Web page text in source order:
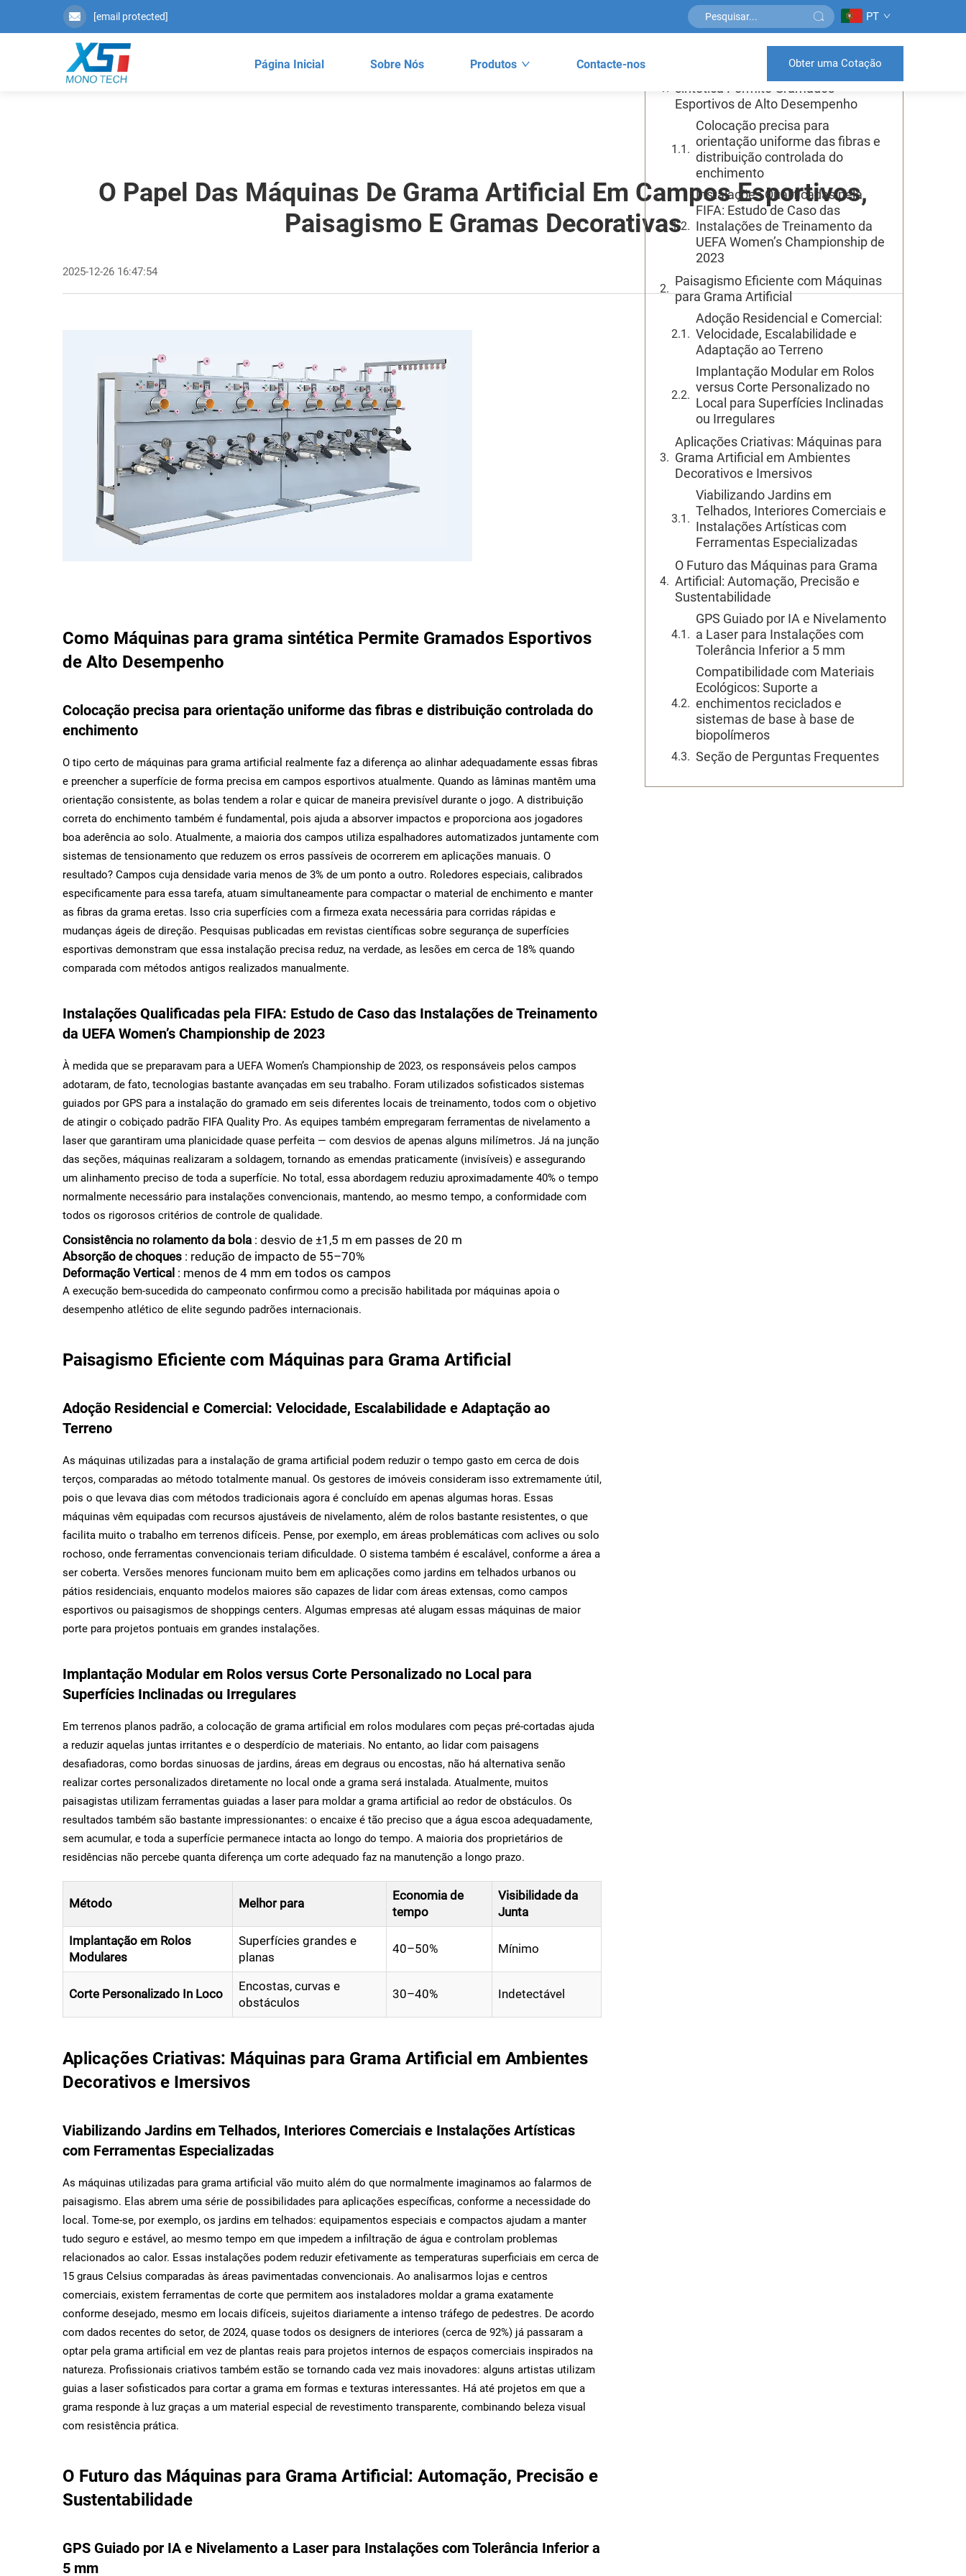
[email protected] PT
Página Inicial Sobre Nós Produtos Contacte-nos Obter uma Cotação
O Papel Das Máquinas De Grama Artificial Em Campos Esportivos,
Paisagismo E Gramas Decorativas
2025-12-26 16:47:54
Como Máquinas para grama sintética Permite Gramados Esportivos
de Alto Desempenho
Colocação precisa para orientação uniforme das fibras e distribuição controlada do
enchimento
O tipo certo de máquinas para grama artificial realmente faz a diferença ao alinhar adequadamente essas fibras
e preencher a superfície de forma precisa em campos esportivos atualmente. Quando as lâminas mantêm uma
orientação consistente, as bolas tendem a rolar e quicar de maneira previsível durante o jogo. A distribuição
correta do enchimento também é fundamental, pois ajuda a absorver impactos e proporciona aos jogadores
boa aderência ao solo. Atualmente, a maioria dos campos utiliza espalhadores automatizados juntamente com
sistemas de tensionamento que reduzem os erros passíveis de ocorrerem em aplicações manuais. O
resultado? Campos cuja densidade varia menos de 3% de um ponto a outro. Roledores especiais, calibrados
especificamente para essa tarefa, atuam simultaneamente para compactar o material de enchimento e manter
as fibras da grama eretas. Isso cria superfícies com a firmeza exata necessária para corridas rápidas e
mudanças ágeis de direção. Pesquisas publicadas em revistas científicas sobre segurança de superfícies
esportivas demonstram que essa instalação precisa reduz, na verdade, as lesões em cerca de 18% quando
comparada com métodos antigos realizados manualmente.
Instalações Qualificadas pela FIFA: Estudo de Caso das Instalações de Treinamento
da UEFA Women’s Championship de 2023
À medida que se preparavam para a UEFA Women’s Championship de 2023, os responsáveis pelos campos
adotaram, de fato, tecnologias bastante avançadas em seu trabalho. Foram utilizados sofisticados sistemas
guiados por GPS para a instalação do gramado em seis diferentes locais de treinamento, todos com o objetivo
de atingir o cobiçado padrão FIFA Quality Pro. As equipes também empregaram ferramentas de nivelamento a
laser que garantiram uma planicidade quase perfeita — com desvios de apenas alguns milímetros. Já na junção
das seções, máquinas realizaram a soldagem, tornando as emendas praticamente (invisíveis) e assegurando
um alinhamento preciso de toda a superfície. No total, essa abordagem reduziu aproximadamente 40% o tempo
normalmente necessário para instalações convencionais, mantendo, ao mesmo tempo, a conformidade com
todos os rigorosos critérios de controle de qualidade.
Consistência no rolamento da bola : desvio de ±1,5 m em passes de 20 m
Absorção de choques : redução de impacto de 55–70%
Deformação Vertical : menos de 4 mm em todos os campos
A execução bem-sucedida do campeonato confirmou como a precisão habilitada por máquinas apoia o
desempenho atlético de elite segundo padrões internacionais.
Paisagismo Eficiente com Máquinas para Grama Artificial
Adoção Residencial e Comercial: Velocidade, Escalabilidade e Adaptação ao
Terreno
As máquinas utilizadas para a instalação de grama artificial podem reduzir o tempo gasto em cerca de dois
terços, comparadas ao método totalmente manual. Os gestores de imóveis consideram isso extremamente útil,
pois o que levava dias com métodos tradicionais agora é concluído em apenas algumas horas. Essas
máquinas vêm equipadas com recursos ajustáveis de nivelamento, além de rolos bastante resistentes, o que
facilita muito o trabalho em terrenos difíceis. Pense, por exemplo, em áreas problemáticas com aclives ou solo
rochoso, onde ferramentas convencionais teriam dificuldade. O sistema também é escalável, conforme a área a
ser coberta. Versões menores funcionam muito bem em aplicações como jardins em telhados urbanos ou
pátios residenciais, enquanto modelos maiores são capazes de lidar com áreas extensas, como campos
esportivos ou paisagismos de shoppings centers. Algumas empresas até alugam essas máquinas de maior
porte para projetos pontuais em grandes instalações.
Implantação Modular em Rolos versus Corte Personalizado no Local para
Superfícies Inclinadas ou Irregulares
Em terrenos planos padrão, a colocação de grama artificial em rolos modulares com peças pré-cortadas ajuda
a reduzir aquelas juntas irritantes e o desperdício de materiais. No entanto, ao lidar com paisagens
desafiadoras, como bordas sinuosas de jardins, áreas em degraus ou encostas, não há alternativa senão
realizar cortes personalizados diretamente no local onde a grama será instalada. Atualmente, muitos
paisagistas utilizam ferramentas guiadas a laser para moldar a grama artificial ao redor de obstáculos. Os
resultados também são bastante impressionantes: o encaixe é tão preciso que a água escoa adequadamente,
sem acumular, e toda a superfície permanece intacta ao longo do tempo. A maioria dos proprietários de
residências não percebe quanta diferença um corte adequado faz na manutenção a longo prazo.
Método Melhor para
Economia de
tempo
Visibilidade da
Junta
Implantação em Rolos
Modulares
Superfícies grandes e
planas
40–50% Mínimo
Corte Personalizado In Loco
Encostas, curvas e
obstáculos
30–40% Indetectável
Aplicações Criativas: Máquinas para Grama Artificial em Ambientes
Decorativos e Imersivos
Viabilizando Jardins em Telhados, Interiores Comerciais e Instalações Artísticas
com Ferramentas Especializadas
As máquinas utilizadas para grama artificial vão muito além do que normalmente imaginamos ao falarmos de
paisagismo. Elas abrem uma série de possibilidades para aplicações específicas, conforme a necessidade do
local. Tome-se, por exemplo, os jardins em telhados: equipamentos especiais e compactos ajudam a manter
tudo seguro e estável, ao mesmo tempo em que impedem a infiltração de água e controlam problemas
relacionados ao calor. Essas instalações podem reduzir efetivamente as temperaturas superficiais em cerca de
15 graus Celsius comparadas às áreas pavimentadas convencionais. Ao analisarmos lojas e centros
comerciais, existem ferramentas de corte que permitem aos instaladores moldar a grama exatamente
conforme desejado, mesmo em locais difíceis, sujeitos diariamente a intenso tráfego de pedestres. De acordo
com dados recentes do setor, de 2024, quase todos os designers de interiores (cerca de 92%) já passaram a
optar pela grama artificial em vez de plantas reais para projetos internos de espaços comerciais inspirados na
natureza. Profissionais criativos também estão se tornando cada vez mais inovadores: alguns artistas utilizam
guias a laser sofisticados para cortar a grama em formas e texturas interessantes. Há até projetos em que a
grama responde à luz graças a um material especial de revestimento transparente, combinando beleza visual
com resistência prática.
O Futuro das Máquinas para Grama Artificial: Automação, Precisão e
Sustentabilidade
GPS Guiado por IA e Nivelamento a Laser para Instalações com Tolerância Inferior a
5 mm
Sumário
sintética Permite Gramados
Esportivos de Alto Desempenho
Colocação precisa para
orientação uniforme das fibras e
distribuição controlada do
enchimento
Instalações Qualificadas pela
FIFA: Estudo de Caso das
Instalações de Treinamento da
UEFA Women’s Championship de
2023
Paisagismo Eficiente com Máquinas
para Grama Artificial
Adoção Residencial e Comercial:
Velocidade, Escalabilidade e
Adaptação ao Terreno
Implantação Modular em Rolos
versus Corte Personalizado no
Local para Superfícies Inclinadas
ou Irregulares
Aplicações Criativas: Máquinas para
Grama Artificial em Ambientes
Decorativos e Imersivos
Viabilizando Jardins em
Telhados, Interiores Comerciais e
Instalações Artísticas com
Ferramentas Especializadas
O Futuro das Máquinas para Grama
Artificial: Automação, Precisão e
Sustentabilidade
GPS Guiado por IA e Nivelamento
a Laser para Instalações com
Tolerância Inferior a 5 mm
Compatibilidade com Materiais
Ecológicos: Suporte a
enchimentos reciclados e
sistemas de base à base de
biopolímeros
Seção de Perguntas Frequentes